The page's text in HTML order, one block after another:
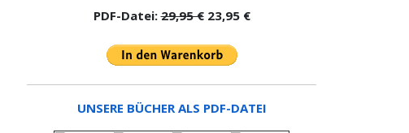
PDF-Datei:29,95 €23,95 €
UNSERE BÜCHER ALS PDF-DATEI